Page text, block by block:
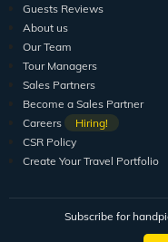
Guests Reviews
About us
Our Team
Tour Managers
Sales Partners
Become a Sales Partner
Careers
Hiring!
CSR Policy
Create Your Travel Portfolio
Subscribe for